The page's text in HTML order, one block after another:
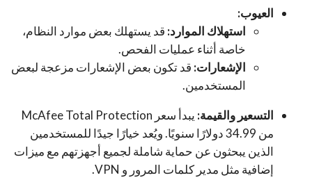
العيوب:
استهلاك الموارد: قد يستهلك بعض موارد النظام،
خاصة أثناء عمليات الفحص.
الإشعارات: قد تكون بعض الإشعارات مزعجة لبعض
المستخدمين.
التسعير والقيمة:
يبدأ سعر McAfee Total Protection
من 34.99 دولارًا سنويًا. ويُعد خيارًا جيدًا للمستخدمين
الذين يبحثون عن حماية شاملة لجميع أجهزتهم مع ميزات
إضافية مثل مدير كلمات المرور و VPN.